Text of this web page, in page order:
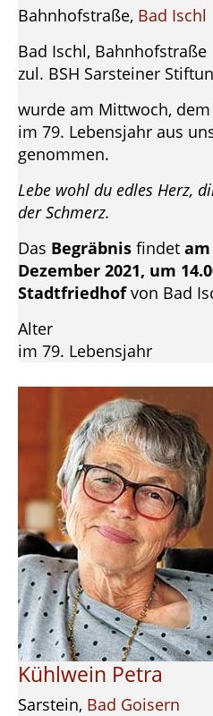
Bahnhofstraße, Bad Ischl
Bad Ischl, Bahnhofstraße
zul. BSH Sarsteiner
wurde am Mittwoch, dem
im 79. Lebensjahr aus
genommen.
Lebe wohl du edles Herz,
der Schmerz.
Das Begräbnis findet am
Dezember 2021, um
Stadtfriedhofvon Bad
Alter
im 79. Lebensjahr
Kühlwein Petra
Sarstein, Bad Goisern